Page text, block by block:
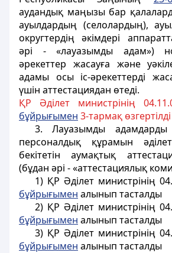
аудандық маңызы бар
ауылдардың (селолардың),
округтердің әкімдері
әрі - «лауазымды адам»)
әрекеттер жасауға және
адамы осы іс-әрекеттерді
үшін аттестациядан өтеді.
ҚР Әділет министрінің
бұйрығымен 3-тармақ
3. Лауазымды адамдарды
персоналдық құрамын
бекітетін аумақтық
(бұдан әрі - «аттестациялық
1) ҚР Әділет министрінің
бұйрығымен алынып тасталды
2) ҚР Әділет министрінің
бұйрығымен алынып тасталды
3) ҚР Әділет министрінің
бұйрығымен алынып тасталды